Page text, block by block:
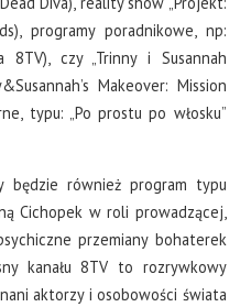
programy poradnikowe, np:
8TV), czy „Trinny i Susannah
Makeover: Mission
typu: „Po prostu po włosku”
będzie również program typu
Cichopek w roli prowadzącej,
przemiany bohaterek
kanału 8TV to rozrywkowy
aktorzy i osobowości świata